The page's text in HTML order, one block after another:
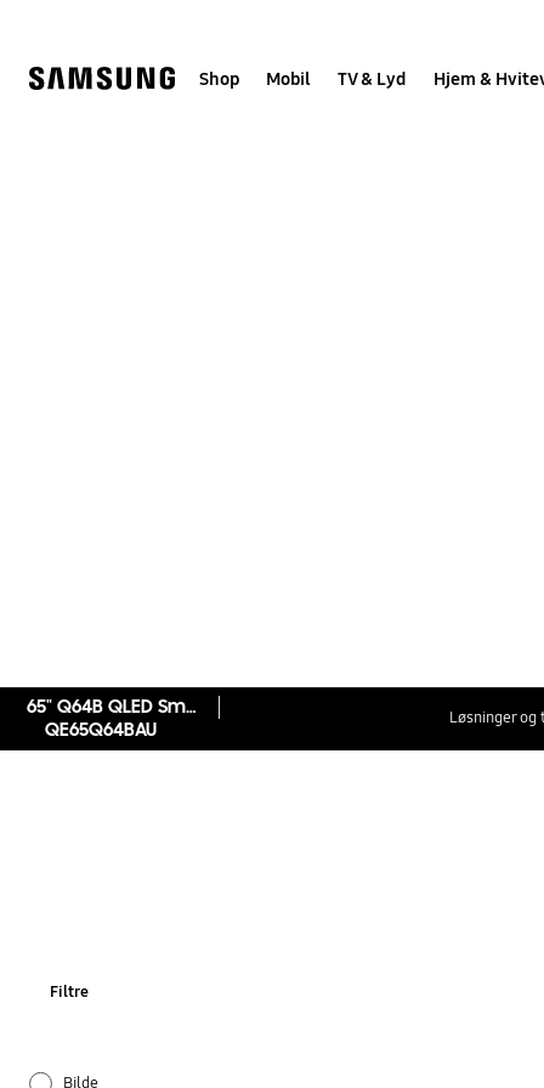
Shop Mobil TV & Lyd Hjem &
65" Q64B QLED Smart 4K TV (2022)
QE65Q64BAU
Løsninger og
Filtre
Bilde